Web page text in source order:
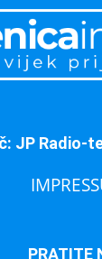
JP Radio-
PRATITE